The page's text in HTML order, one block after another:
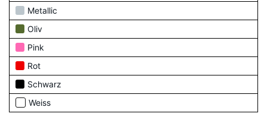
Metallic
Oliv
Pink
Rot
Schwarz
Weiss